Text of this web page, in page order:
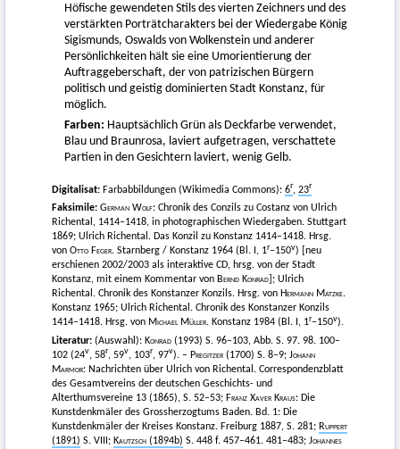
Höfische gewendeten Stils des vierten Zeichners und des
verstärkten Porträtcharakters bei der Wiedergabe König
Sigismunds, Oswalds von Wolkenstein und anderer
Persönlichkeiten hält sie eine Umorientierung der
Auftraggeberschaft, der von patrizischen Bürgern
politisch und geistig dominierten Stadt Konstanz, für
möglich.
Farben: Hauptsächlich Grün als Deckfarbe verwendet,
Blau und Braunrosa, laviert aufgetragen, verschattete
Partien in den Gesichtern laviert, wenig Gelb.
Digitalisat: Farbabbildungen (Wikimedia Commons): 6r, 23r
Faksimile: German Wolf: Chronik des Conzils zu Costanz von Ulrich
Richental, 1414–1418, in photographischen Wiedergaben. Stuttgart
1869; Ulrich Richental. Das Konzil zu Konstanz 1414–1418. Hrsg.
von Otto Feger. Starnberg / Konstanz 1964 (Bl. I, 1r–150v) [neu
erschienen 2002/2003 als interaktive CD, hrsg. von der Stadt
Konstanz, mit einem Kommentar von Bernd Konrad] ; Ulrich
Richental. Chronik des Konstanzer Konzils. Hrsg. von Hermann Matzke.
Konstanz 1965; Ulrich Richental. Chronik des Konstanzer Konzils
1414–1418. Hrsg. von Michael Müller. Konstanz 1984 (Bl. I, 1r–150v).
Literatur: (Auswahl): Konrad (1993) S. 96–103, Abb. S. 97. 98. 100–
102 (24v, 58r, 59v, 103r, 97v). – Pregitzer (1700) S. 8–9; Johann
Marmor: Nachrichten über Ulrich von Richental. Correspondenzblatt
des Gesamtvereins der deutschen Geschichts- und
Alterthumsvereine 13 (1865), S. 52–53; Franz Xaver Kraus: Die
Kunstdenkmäler des Grossherzogtums Baden. Bd. 1: Die
Kunstdenkmäler der Kreises Konstanz. Freiburg 1887, S. 281; Ruppert
(1891) S. VIII; Kautzsch (1894b) S. 448 f. 457–461. 481–483; Johannes